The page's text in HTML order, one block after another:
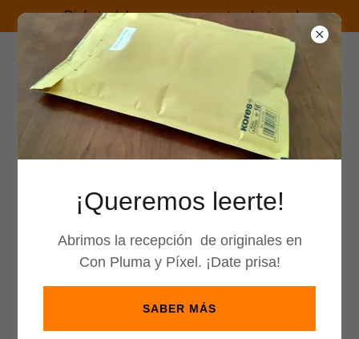
¡Disfruta del verano con nuestras lecturas!
CIENCIA FICCIÓN, FANTASÍA ,
¡Queremos leerte!
Abrimos la recepción de originales en
Con Pluma y Píxel. ¡Date prisa!
SABER MÁS